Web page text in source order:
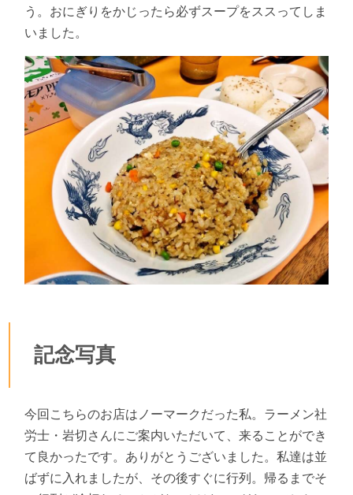
う。おにぎりをかじったら必ずスープをススってしま
いました。
記念写真
今回こちらのお店はノーマークだった私。ラーメン社
労士・岩切さんにご案内いただいて、来ることができ
て良かったです。ありがとうございました。私達は並
ばずに入れましたが、その後すぐに行列。帰るまでそ